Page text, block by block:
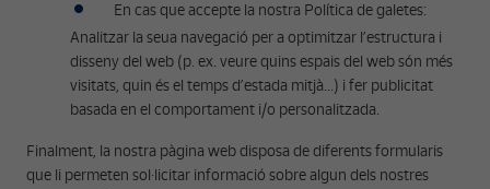
En cas que accepte la nostra Política de galetes:
Analitzar la seua navegació per a optimitzar l’estructura i
disseny del web (p. ex. veure quins espais del web són més
visitats, quin és el temps d’estada mitjà...) i fer publicitat
basada en el comportament i/o personalitzada.
Finalment, la nostra pàgina web disposa de diferents formularis
que li permeten sol·licitar informació sobre algun dels nostres